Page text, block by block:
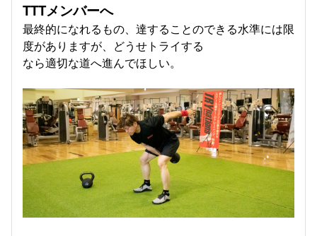
TTTメンバーへ
最終的になれるもの、達することのできる水準には限
度がありますが、どうせトライする
なら適切な道へ進んでほしい。